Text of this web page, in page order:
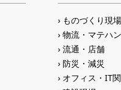
ものづくり現場
物流・マテハン
流通・店舗
防災・減災
オフィス・IT